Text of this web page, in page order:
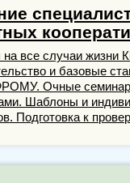
все случаи жизни
и базовые
Очные
Шаблоны и
Подготовка к